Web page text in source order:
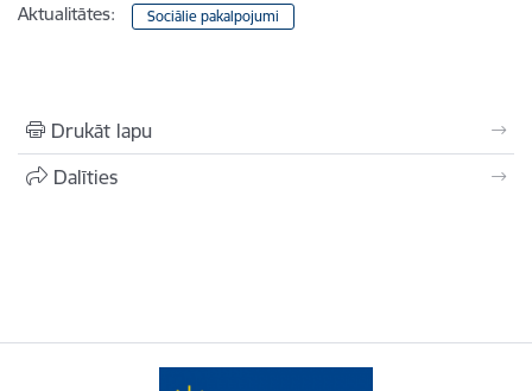
Aktualitātes: Sociālie pakalpojumi
Drukāt lapu
Dalīties